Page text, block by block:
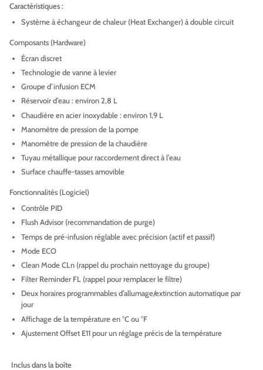
Caractéristiques :
Système à échangeur de chaleur (Heat Exchanger) à double circuit
Composants (Hardware)
Écran discret
Technologie de vanne à levier
Groupe d’infusion ECM
Réservoir d’eau : environ 2,8 L
Chaudière en acier inoxydable : environ 1,9 L
Manomètre de pression de la pompe
Manomètre de pression de la chaudière
Tuyau métallique pour raccordement direct à l’eau
Surface chauffe-tasses amovible
Fonctionnalités (Logiciel)
Contrôle PID
Flush Advisor (recommandation de purge)
Temps de pré-infusion réglable avec précision (actif et passif)
Mode ECO
Clean Mode CLn (rappel du prochain nettoyage du groupe)
Filter Reminder FL (rappel pour remplacer le filtre)
Deux horaires programmables d’allumage/extinction automatique par
jour
Affichage de la température en °C ou °F
Ajustement Offset E11 pour un réglage précis de la température
Inclus dans la boîte